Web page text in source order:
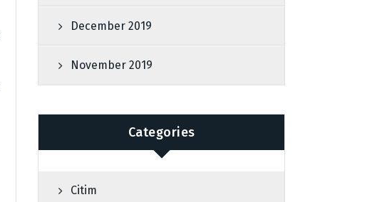
December 2019
November 2019
Categories
Citim